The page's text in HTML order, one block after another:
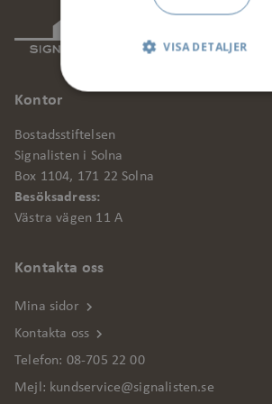
Kontor
Bostadsstiftelsen
Signalisten i Solna
Box 1104, 171 22 Solna
Besöksadress:
Västra vägen 11 A
Kontakta oss
Mina sidor
Kontakta oss
Telefon: 08-705 22 00
Mejl: kundservice@signalisten.se
VISA DETALJER
Webbplatsen kan inte användas
ordentligt utan strikt nödvändiga